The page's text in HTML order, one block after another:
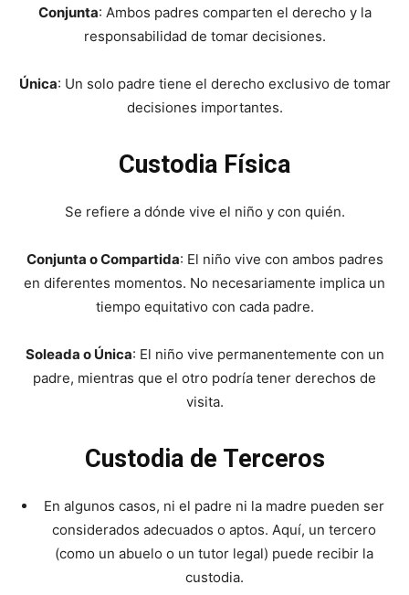
Conjunta: Ambos padres comparten el derecho y la
responsabilidad de tomar decisiones.
Única: Un solo padre tiene el derecho exclusivo de tomar
decisiones importantes.
Custodia Física
Se refiere a dónde vive el niño y con quién.
Conjunta o Compartida: El niño vive con ambos padres
en diferentes momentos. No necesariamente implica un
tiempo equitativo con cada padre.
Soleada o Única: El niño vive permanentemente con un
padre, mientras que el otro podría tener derechos de
visita.
Custodia de Terceros
En algunos casos, ni el padre ni la madre pueden ser
considerados adecuados o aptos. Aquí, un tercero
(como un abuelo o un tutor legal) puede recibir la
custodia.